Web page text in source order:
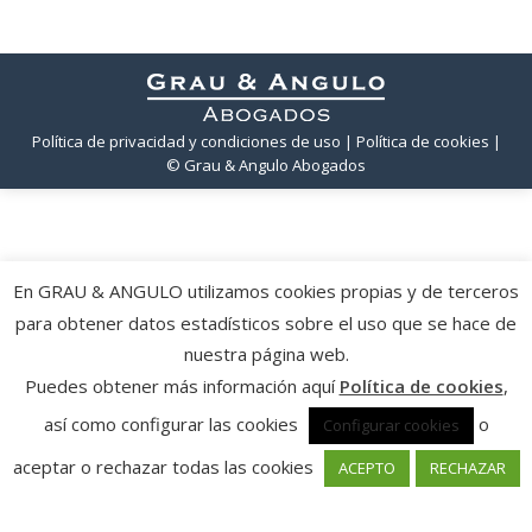
Política de privacidad y condiciones de uso | Política de cookies |
© Grau & Angulo Abogados
En GRAU & ANGULO utilizamos cookies propias y de terceros
para obtener datos estadísticos sobre el uso que se hace de
nuestra página web.
Puedes obtener más información aquí Política de cookies,
así como configurar las cookies
Configurar cookies
o
aceptar o rechazar todas las cookies
ACEPTO RECHAZAR